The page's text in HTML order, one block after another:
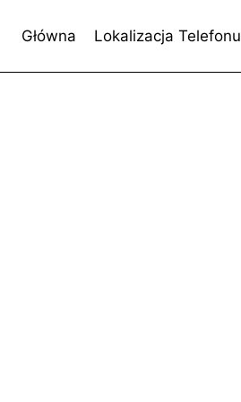
Główna Lokalizacja Telefonu